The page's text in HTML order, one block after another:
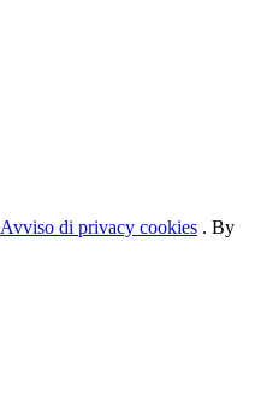
Avviso di privacy cookies . By